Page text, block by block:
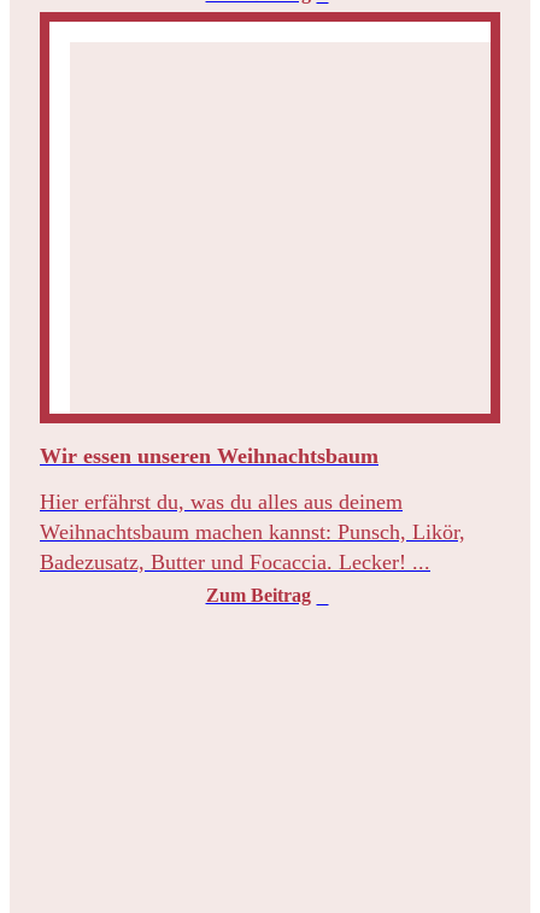
Wir essen unseren Weihnachtsbaum
Hier erfährst du, was du alles aus deinem
Weihnachtsbaum machen kannst: Punsch, Likör,
Badezusatz, Butter und Focaccia. Lecker! ...
Zum Beitrag